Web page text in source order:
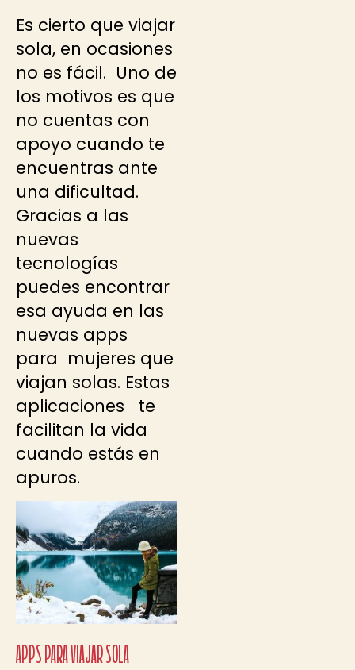
Es cierto que viajar
sola, en ocasiones
no es fácil. Uno de
los motivos es que
no cuentas con
apoyo cuando te
encuentras ante
una dificultad.
Gracias a las
nuevas
tecnologías
puedes encontrar
esa ayuda en las
nuevas apps
para mujeres que
viajan solas. Estas
aplicaciones te
facilitan la vida
cuando estás en
apuros.
APPS PARA VIAJAR SOLA